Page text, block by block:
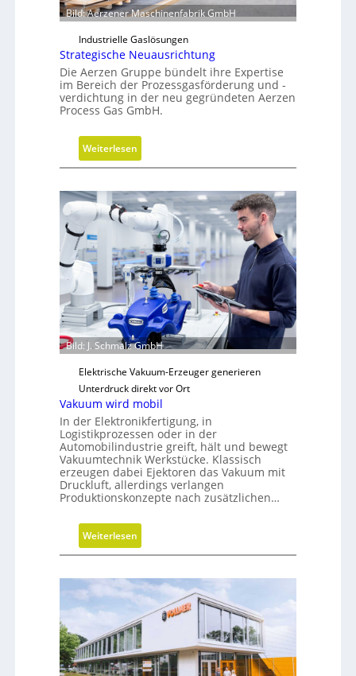
Bild: Aerzener Maschinenfabrik GmbH
Industrielle Gaslösungen
Strategische Neuausrichtung
Die Aerzen Gruppe bündelt ihre Expertise
im Bereich der Prozessgasförderung und -
verdichtung in der neu gegründeten Aerzen
Process Gas GmbH.
Weiterlesen
S
r
a
t
e
g
i
s
c
h
e
a
u
s
r
i
c
u
g
Bild: J. Schmalz GmbH
Elektrische Vakuum-Erzeuger generieren
Unterdruck direkt vor Ort
Vakuum wird mobil
In der Elektronikfertigung, in
Logistikprozessen oder in der
Automobilindustrie greift, hält und bewegt
Vakuumtechnik Werkstücke. Klassisch
erzeugen dabei Ejektoren das Vakuum mit
Druckluft, allerdings verlangen
Produktionskonzepte nach zusätzlichen…
Weiterlesen
V
k
u
m
w
i